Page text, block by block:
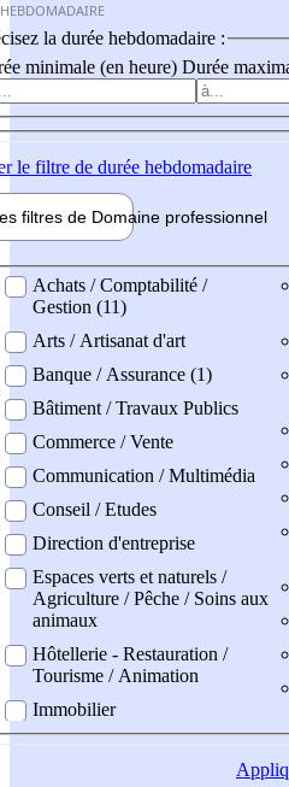
la durée hebdomadaire :
minimale (en heure) Durée
le filtre de durée hebdomadaire
filtres de Domaine professionnel
professionel
Achats / Comptabilité /
Gestion (11)
Arts / Artisanat d'art
Banque / Assurance (1)
Bâtiment / Travaux Publics
Commerce / Vente
Communication / Multimédia
Conseil / Etudes
Direction d'entreprise
Espaces verts et naturels /
Agriculture / Pêche / Soins aux
animaux
Hôtellerie - Restauration /
Tourisme / Animation
Immobilier